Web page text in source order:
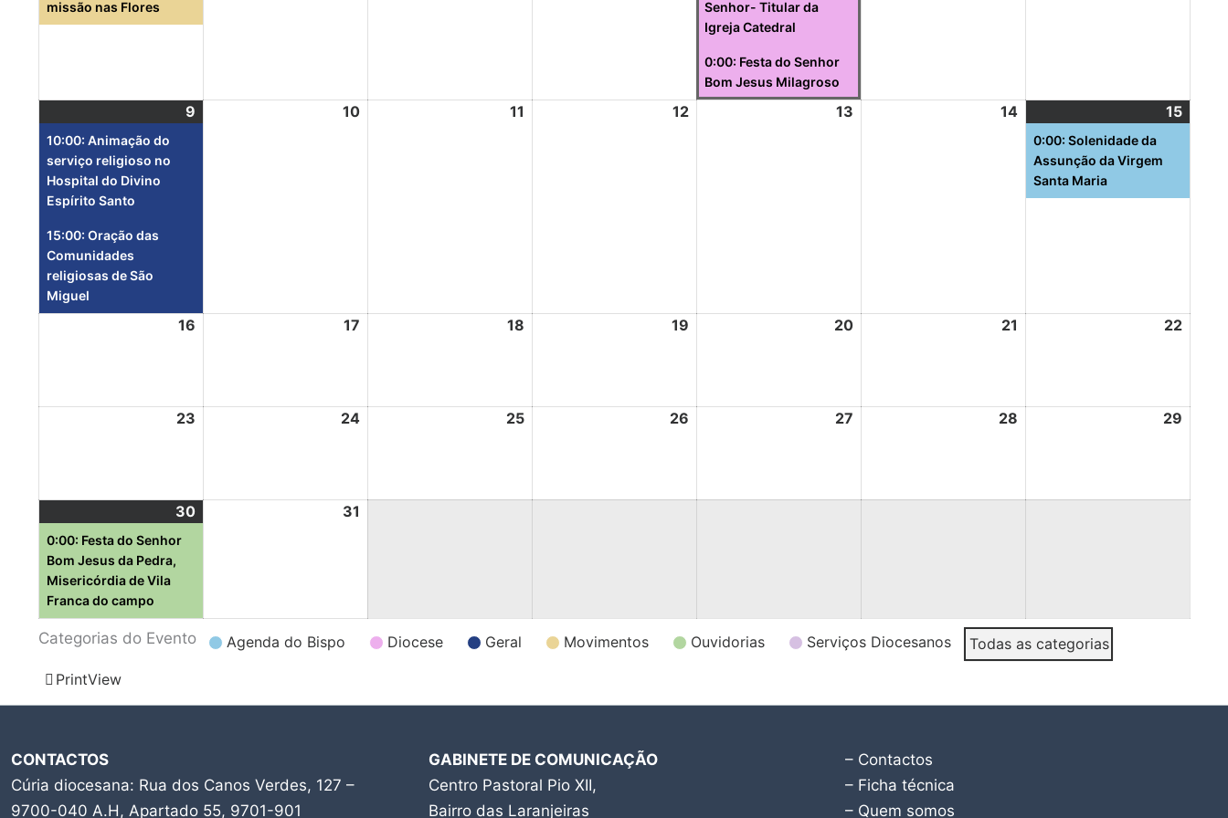
missão nas Flores
Senhor- Titular da
Igreja Catedral
0:00: Festa do Senhor
Bom Jesus Milagroso
9
10:00: Animação do
serviço religioso no
Hospital do Divino
Espírito Santo
15:00: Oração das
Comunidades
religiosas de São
Miguel
10 11 12 13 14 15
0:00: Solenidade da
Assunção da Virgem
Santa Maria
16 17 18 19 20 21 22
23 24 25 26 27 28 29
30
0:00: Festa do Senhor
Bom Jesus da Pedra,
Misericórdia de Vila
Franca do campo
31
Categorias do Evento Agenda do Bispo Diocese Geral Movimentos Ouvidorias Serviços Diocesanos
Todas as categorias
PrintView
CONTACTOS
Cúria diocesana: Rua dos Canos Verdes, 127 –
9700-040 A.H, Apartado 55, 9701-901
GABINETE DE COMUNICAÇÃO
Centro Pastoral Pio XII,
Bairro das Laranjeiras
– Contactos
– Ficha técnica
– Quem somos